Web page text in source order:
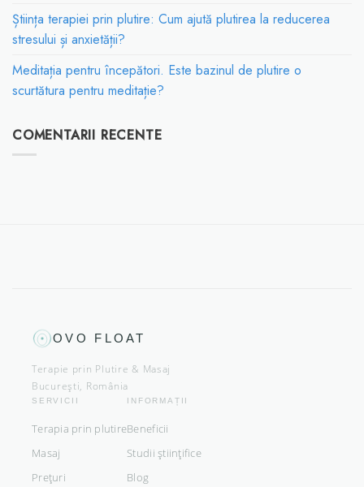
Știința terapiei prin plutire: Cum ajută plutirea la reducerea
stresului și anxietății?
Meditația pentru începători. Este bazinul de plutire o
scurtătura pentru meditație?
COMENTARII RECENTE
OVO FLOAT
Terapie prin Plutire & Masaj
București, România
SERVICII
Terapia prin plutire
Masaj
Prețuri
INFORMAȚII
Beneficii
Studii științifice
Blog